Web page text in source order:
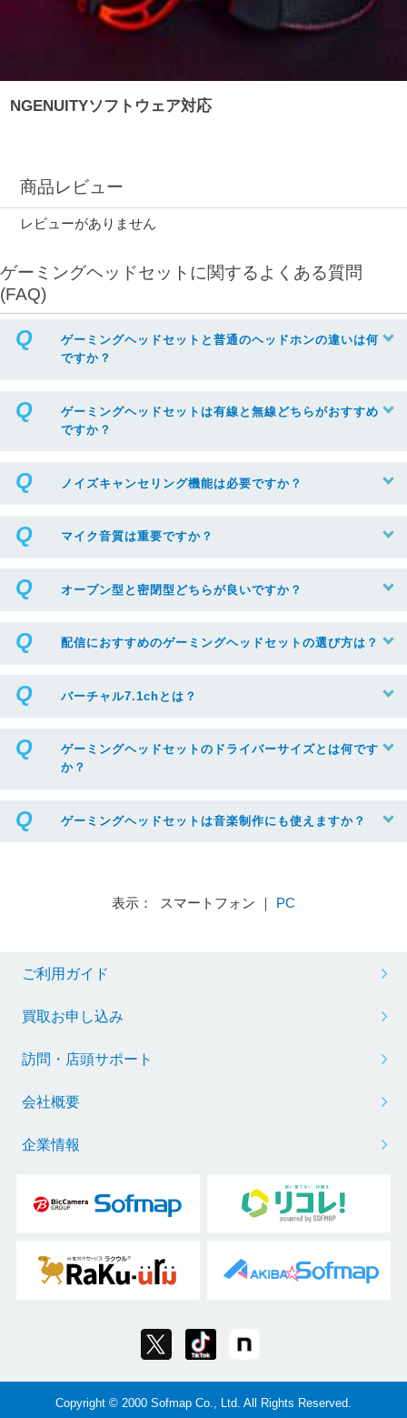
NGENUITYソフトウェア対応
商品レビュー
レビューがありません
ゲーミングヘッドセットに関するよくある質問
(FAQ)
ゲーミングヘッドセットと普通のヘッドホンの違いは何
ですか？
ゲーミングヘッドセットは有線と無線どちらがおすすめ
ですか？
ノイズキャンセリング機能は必要ですか？
マイク音質は重要ですか？
オープン型と密閉型どちらが良いですか？
配信におすすめのゲーミングヘッドセットの選び方は？
バーチャル7.1chとは？
ゲーミングヘッドセットのドライバーサイズとは何です
か？
ゲーミングヘッドセットは音楽制作にも使えますか？
表示： スマートフォン ｜ PC
ご利用ガイド
買取お申し込み
訪問・店頭サポート
会社概要
企業情報
Copyright © 2000 Sofmap Co., Ltd. All Rights Reserved.